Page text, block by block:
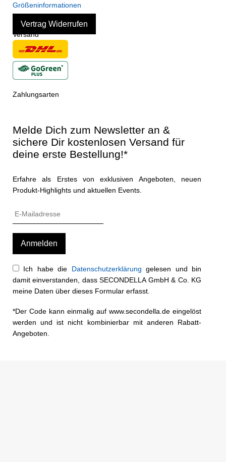
Größeninformationen
Vertrag Widerrufen
Versand
Zahlungsarten
Melde Dich zum Newsletter an &
sichere Dir kostenlosen Versand für
deine erste Bestellung!*
Erfahre als Erstes von exklusiven Angeboten, neuen
Produkt-Highlights und aktuellen Events.
Ich habe die Datenschutzerklärung gelesen und bin
damit einverstanden, dass SECONDELLA GmbH & Co. KG
meine Daten über dieses Formular erfasst.
*Der Code kann einmalig auf www.secondella.de eingelöst
werden und ist nicht kombinierbar mit anderen Rabatt-
Angeboten.